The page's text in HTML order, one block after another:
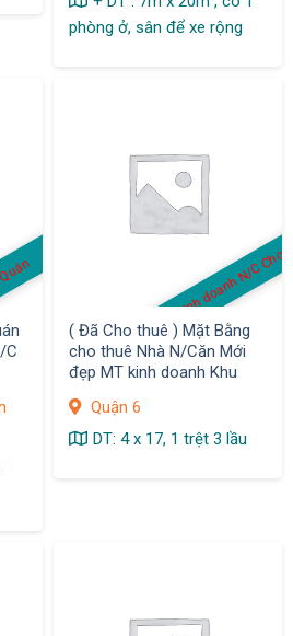
phòng ở, sân để xe rộng
C
MB kinh doanh N/C
( Đã Cho thuê ) Mặt Bằng
cho thuê Nhà N/Căn Mới
đẹp MT kinh doanh Khu
Quận 6
DT: 4 x 17, 1 trệt 3 lầu